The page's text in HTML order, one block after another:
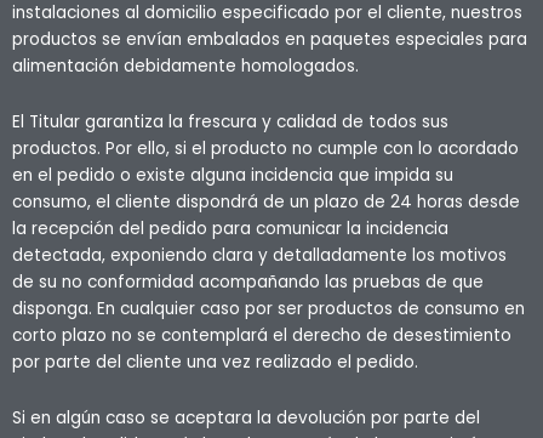
instalaciones al domicilio especificado por el cliente, nuestros
productos se envían embalados en paquetes especiales para
alimentación debidamente homologados.
El Titular garantiza la frescura y calidad de todos sus
productos. Por ello, si el producto no cumple con lo acordado
en el pedido o existe alguna incidencia que impida su
consumo, el cliente dispondrá de un plazo de 24 horas desde
la recepción del pedido para comunicar la incidencia
detectada, exponiendo clara y detalladamente los motivos
de su no conformidad acompañando las pruebas de que
disponga. En cualquier caso por ser productos de consumo en
corto plazo no se contemplará el derecho de desestimiento
por parte del cliente una vez realizado el pedido.
Si en algún caso se aceptara la devolución por parte del